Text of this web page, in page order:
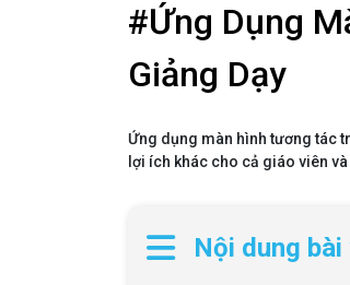
#Ứng Dụng
Giảng Dạy
Ứng dụng màn hình tương tác
lợi ích khác cho cả giáo viên
Nội dung